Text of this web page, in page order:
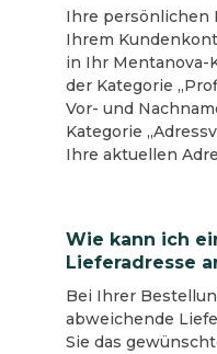
Ihre persönlichen
Ihrem
in Ihr Mentanova-
der Kategorie
Vor- und
Kategorie
Ihre aktuellen
Wie kann ich
Lieferadresse
Bei Ihrer
abweichende
Sie das